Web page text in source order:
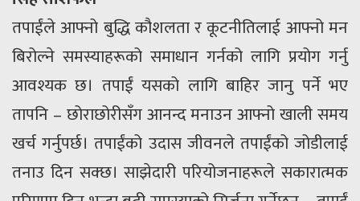
तपाईंले आफ्नो बुद्धि कौशलता र कूटनीतिलाई आफ्नो मन
बिरोल्ने समस्याहरूको समाधान गर्नको लागि प्रयोग गर्नु
आवश्यक छ। तपाईं यसको लागि बाहिर जानु पर्ने भए
तापनि – छोराछोरीसँग आनन्द मनाउन आफ्नो खाली समय
खर्च गर्नुपर्छ। तपाईंको उदास जीवनले तपाईंको जोडीलाई
तनाउ दिन सक्छ। साझेदारी परियोजनाहरूले सकारात्मक